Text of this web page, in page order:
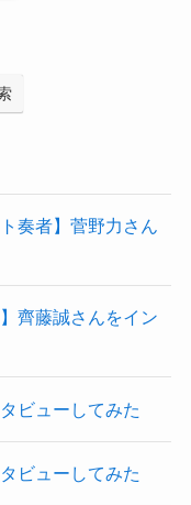
奏者】菅野力さん
齊藤誠さんをイン
ビューしてみた
ビューしてみた